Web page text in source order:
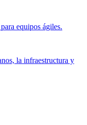
equipos ágiles.
la infraestructura y